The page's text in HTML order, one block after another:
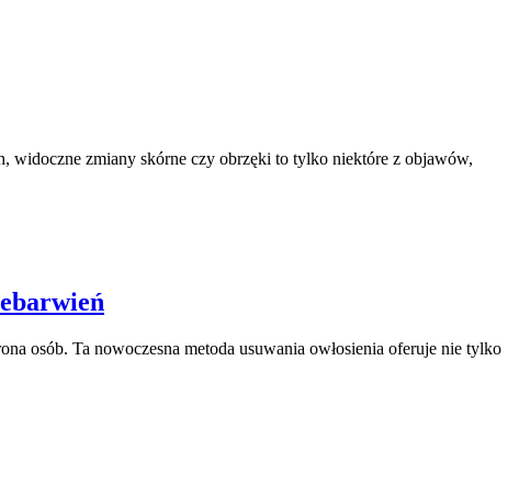
widoczne zmiany skórne czy obrzęki to tylko niektóre z objawów,
osób. Ta nowoczesna metoda usuwania owłosienia oferuje nie tylko